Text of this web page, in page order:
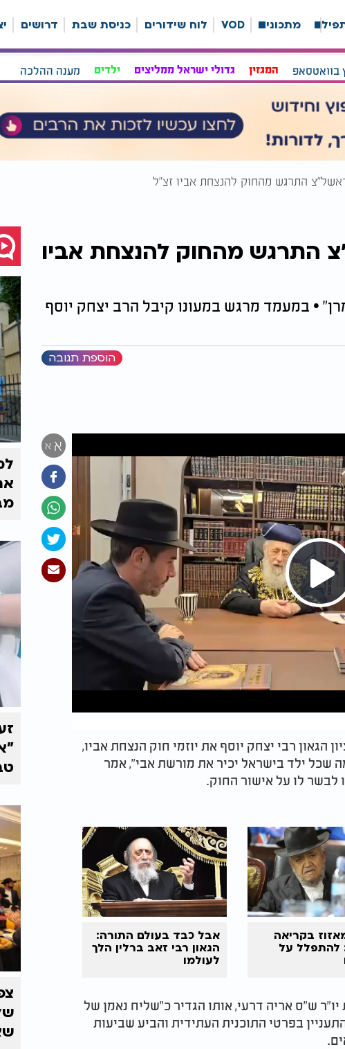
מתכונים VOD לוח שידורים כניסת שבת דרושים
בוואטסאפ המגזין גדולי ישראל ממליצים ילדים מענה ההלכה
התרגש מהחוק להנצחת אביו זצ"ל
התרגש מהחוק להנצחת אביו
• במעמד מרגש במעונו קיבל הרב יצחק יוסף
הוספת תגובה
א א
הגאון רבי יצחק יוסף את יוזמי חוק הנצחת אביו,
שכל ילד בישראל יכיר את מורשת אבי", אמר
לבשר לו על אישור החוק.
בקריאה
להתפלל על
אבל כבד בעולם התורה:
הגאון רבי זאב ברלין הלך
לעולמו
ש"ס אריה דרעי, אותו הגדיר כ"שליח נאמן של
בפרטי התוכנית העתידית והביע שביעות